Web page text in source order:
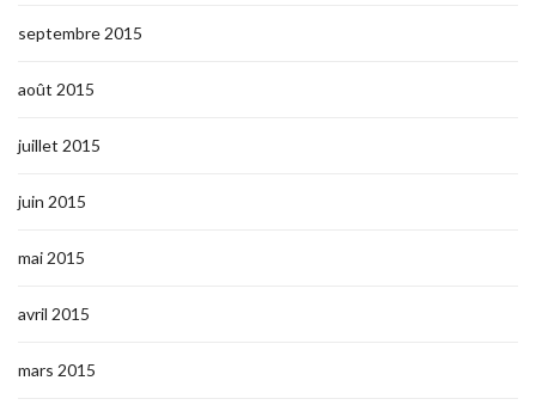
septembre 2015
août 2015
juillet 2015
juin 2015
mai 2015
avril 2015
mars 2015